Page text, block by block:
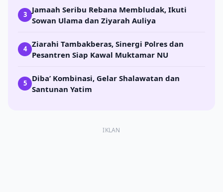
3
Jamaah Seribu Rebana Membludak, Ikuti
Sowan Ulama dan Ziyarah Auliya
4
Ziarahi Tambakberas, Sinergi Polres dan
Pesantren Siap Kawal Muktamar NU
5
Diba’ Kombinasi, Gelar Shalawatan dan
Santunan Yatim
IKLAN